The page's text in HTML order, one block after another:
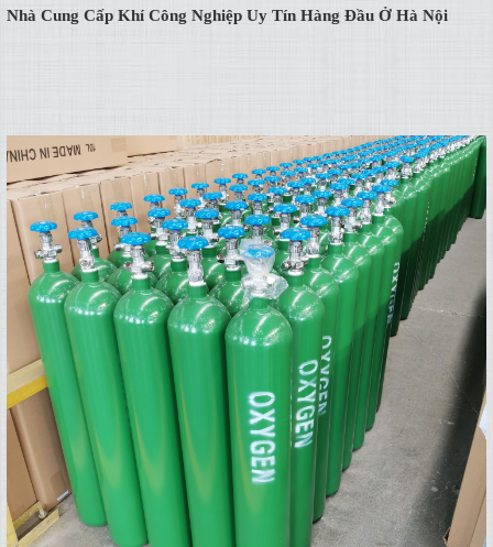
Nhà Cung Cấp Khí Công Nghiệp Uy Tín Hàng Đầu Ở Hà Nội